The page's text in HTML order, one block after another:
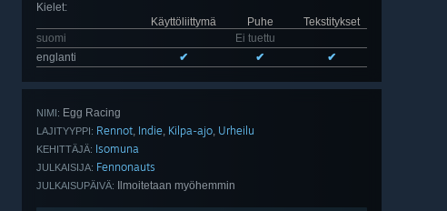
Kielet:
Käyttöliittymä
Puhe
Tekstitykset
suomi
Ei tuettu
englanti
✔ ✔ ✔
NIMI: Egg Racing
LAJITYYPPI: Rennot, Indie, Kilpa-ajo, Urheilu
KEHITTÄJÄ: Isomuna
JULKAISIJA: Fennonauts
JULKAISUPÄIVÄ: Ilmoitetaan myöhemmin